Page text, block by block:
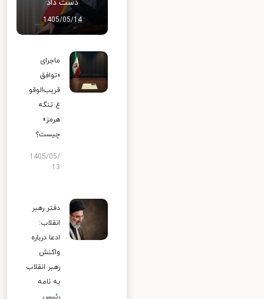
دست داد
1405/05/14
ماجرای
«توافق
قریب‌الوقو
ع تنگه
هرمز»
چیست؟
1405/05/
13
دفتر رهبر
انقلاب:
ادعا درباره
واکنش
رهبر انقلاب
به نامه
رئیس